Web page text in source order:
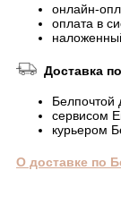
онлайн-
оплата в
Доставка
Белпочтой
сервисом
курьером
О доставке по